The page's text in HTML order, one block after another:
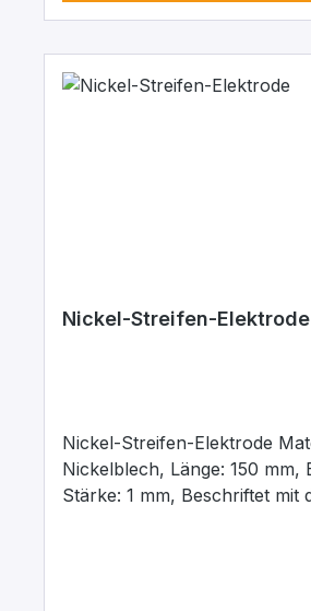
Nickel-Streifen-Elektrode
Nickel-Streifen-Elektrode
Nickelblech, Länge: 150 mm,
Stärke: 1 mm, Beschriftet mit